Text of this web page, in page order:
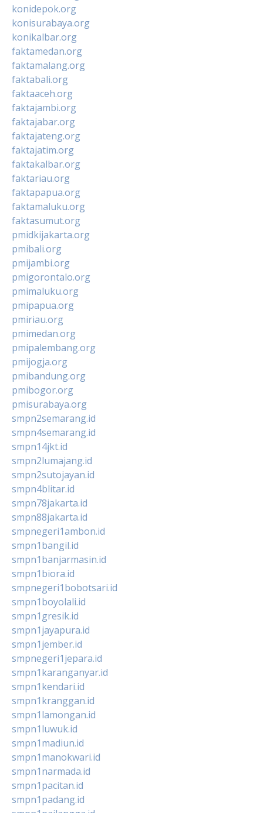
konidepok.org
konisurabaya.org
konikalbar.org
faktamedan.org
faktamalang.org
faktabali.org
faktaaceh.org
faktajambi.org
faktajabar.org
faktajateng.org
faktajatim.org
faktakalbar.org
faktariau.org
faktapapua.org
faktamaluku.org
faktasumut.org
pmidkijakarta.org
pmibali.org
pmijambi.org
pmigorontalo.org
pmimaluku.org
pmipapua.org
pmiriau.org
pmimedan.org
pmipalembang.org
pmijogja.org
pmibandung.org
pmibogor.org
pmisurabaya.org
smpn2semarang.id
smpn4semarang.id
smpn14jkt.id
smpn2lumajang.id
smpn2sutojayan.id
smpn4blitar.id
smpn78jakarta.id
smpn88jakarta.id
smpnegeri1ambon.id
smpn1bangil.id
smpn1banjarmasin.id
smpn1biora.id
smpnegeri1bobotsari.id
smpn1boyolali.id
smpn1gresik.id
smpn1jayapura.id
smpn1jember.id
smpnegeri1jepara.id
smpn1karanganyar.id
smpn1kendari.id
smpn1kranggan.id
smpn1lamongan.id
smpn1luwuk.id
smpn1madiun.id
smpn1manokwari.id
smpn1narmada.id
smpn1pacitan.id
smpn1padang.id